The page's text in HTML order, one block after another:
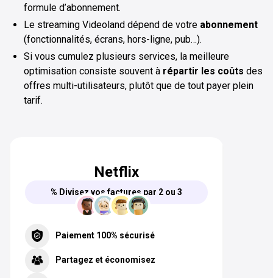
formule d’abonnement.
Le streaming Videoland dépend de votre abonnement
(fonctionnalités, écrans, hors-ligne, pub…).
Si vous cumulez plusieurs services, la meilleure
optimisation consiste souvent à répartir les coûts des
offres multi-utilisateurs, plutôt que de tout payer plein
tarif.
Netflix
% Divisez vos factures par 2 ou 3
Paiement 100% sécurisé
Partagez et économisez